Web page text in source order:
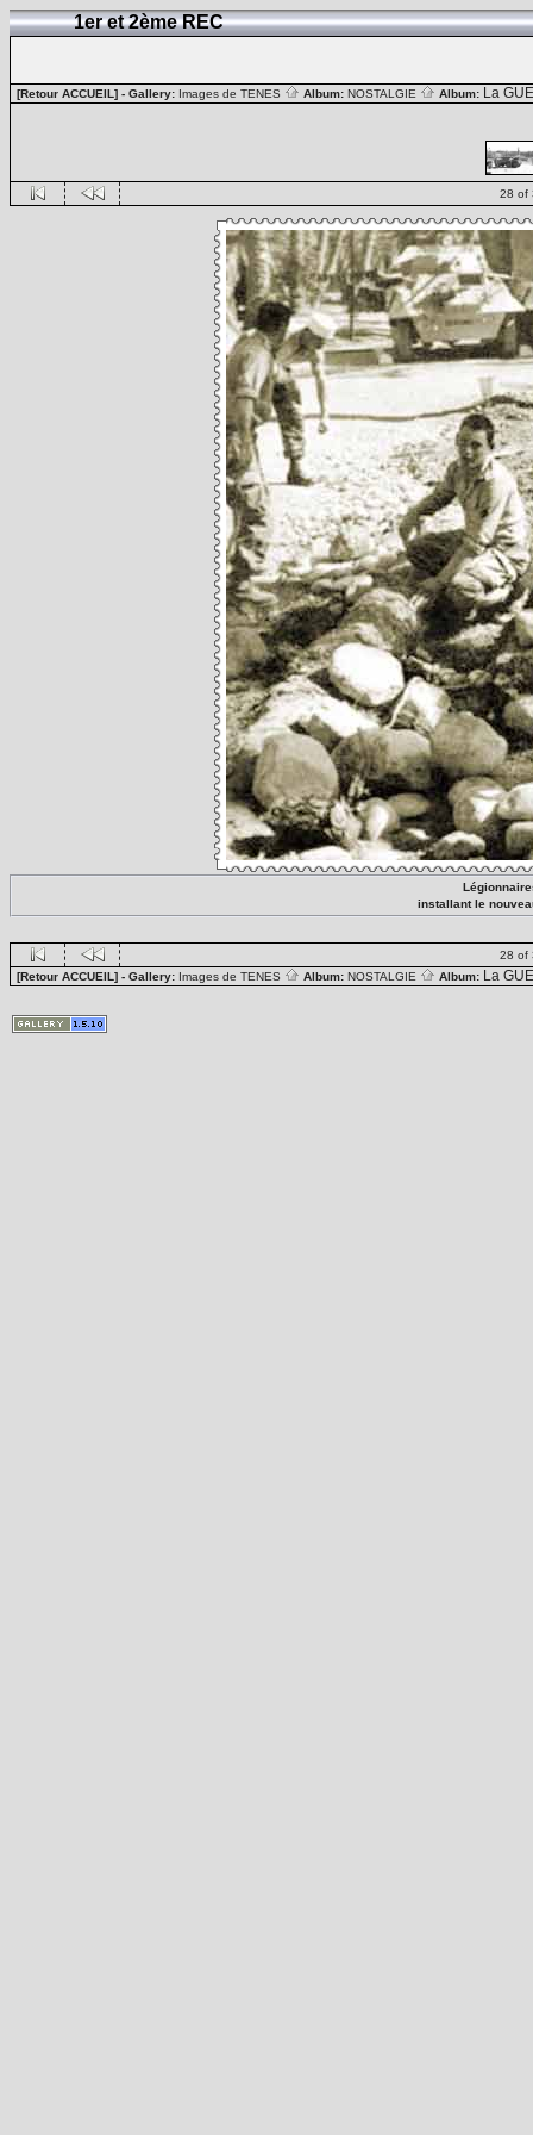
1er et 2ème REC
[Retour ACCUEIL] - Gallery: Images de TENES Album: NOSTALGIE Album: La
28 of
installant le
28 of
[Retour ACCUEIL] - Gallery: Images de TENES Album: NOSTALGIE Album: La